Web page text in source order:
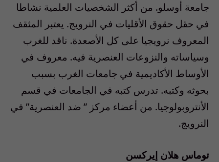
جامعة أوسلو. من أكثر الشخصيات العلمية نشاطا
في حقل حقوق الأقليات في النرويج. يعتبر المثقف
المعروف نرويجيا على كل الأصعدة. ناقد للغرب
وسياساته والنزوعات العنصرية فيه. معروف في
الأوساط الأكاديمية في جامعات الغرب بسبب
بحوثه وكتبه. تدرس كتبه في الجامعات في قسم
الأنتروبولوجيا. من أعضاء مركز ” ضد العنصرية” في
النرويج.
توماس هلان إيركسن